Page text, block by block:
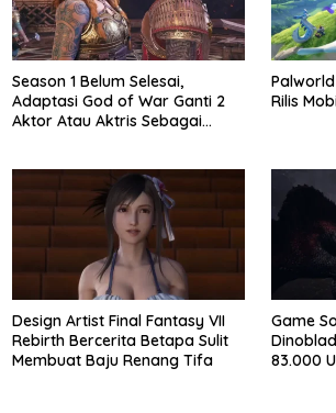
Season 1 Belum Selesai,
Adaptasi God of War Ganti 2
Aktor Atau Aktris Sebagai
Rilis
Design Artist Final Fantasy VII
Rebirth Bercerita Betapa Sulit
Membuat Baju Renang Tifa
Game
83.000